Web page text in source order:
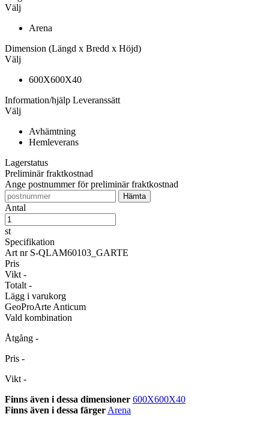
Välj
Arena
Dimension (Längd x Bredd x Höjd)
Välj
600X600X40
Information/hjälp Leveranssätt
Välj
Avhämtning
Hemleverans
Lagerstatus
Preliminär fraktkostnad
Ange postnummer för preliminär fraktkostnad
Antal
st
Specifikation
Art nr S-QLAM60103_GARTE
Pris
Vikt -
Totalt -
Lägg i varukorg
GeoProArte Anticum
Vald kombination
Åtgång -
Pris -
Vikt -
Finns även i dessa dimensioner 600X600X40
Finns även i dessa färger Arena